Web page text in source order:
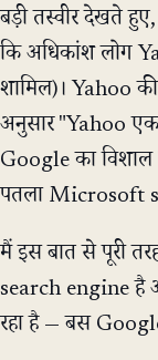
बड़ी तस्वीर देखते
कि अधिकांश लोग
शामिल)। Yahoo
अनुसार "Yahoo
Google का
पतला Microsoft
मैं इस बात से पूरी
search engine है
रहा है — बस